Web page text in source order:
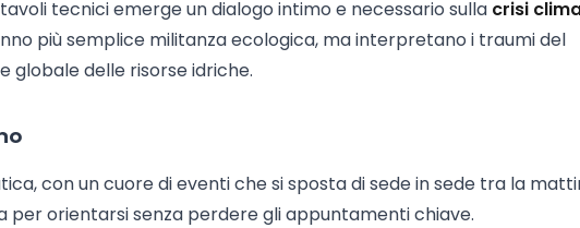
tecnici emerge un dialogo intimo e necessario sulla crisi
più semplice militanza ecologica, ma interpretano i traumi del
globale delle risorse idriche.
con un cuore di eventi che si sposta di sede in sede tra la
per orientarsi senza perdere gli appuntamenti chiave.